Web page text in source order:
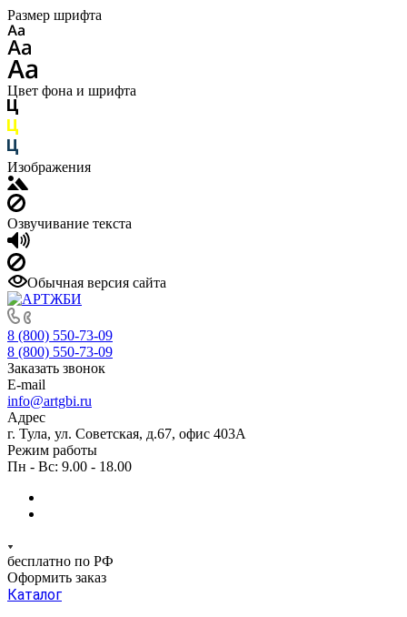
Размер шрифта
Цвет фона и шрифта
Изображения
Озвучивание текста
Обычная версия сайта
8 (800) 550-73-09
8 (800) 550-73-09
Заказать звонок
E-mail
info@artgbi.ru
Адрес
г. Тула, ул. Советская, д.67, офис 403А
Режим работы
Пн - Вс: 9.00 - 18.00
бесплатно по РФ
Оформить заказ
Каталог